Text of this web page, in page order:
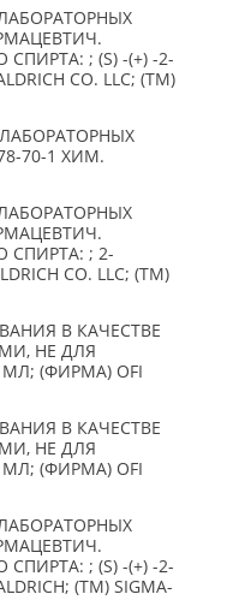
; (S) -(+) -2-
CO. LLC; (TM)
70-1 ХИМ.
СПИРТА: ; 2-
CO. LLC; (TM)
В КАЧЕСТВЕ
НЕ ДЛЯ
(ФИРМА) OFI
В КАЧЕСТВЕ
НЕ ДЛЯ
(ФИРМА) OFI
; (S) -(+) -2-
(TM) SIGMA-